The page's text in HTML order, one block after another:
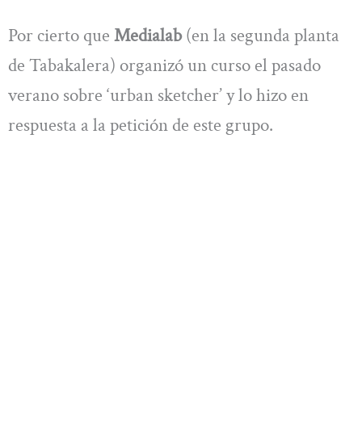
Por cierto que Medialab(en la segunda planta
de Tabakalera) organizó un curso el pasado
verano sobre ‘urban sketcher’ y lo hizo en
respuesta a la petición de este grupo.